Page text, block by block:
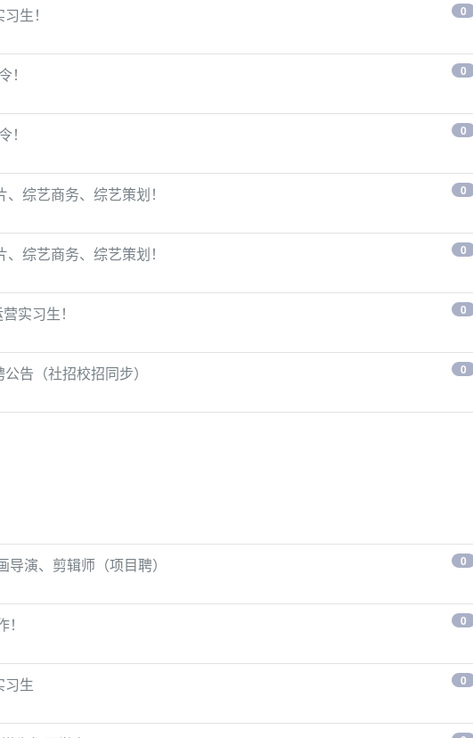
0
生！
0
0
0
综艺商务、综艺策划！
0
综艺商务、综艺策划！
0
实习生！
0
告（社招校招同步）
0
演、剪辑师（项目聘）
0
0
习生